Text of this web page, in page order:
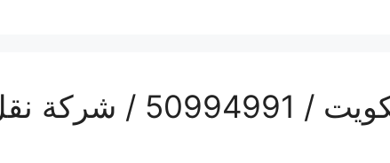
تلفون نقل عفش الكويت / 50994991 /